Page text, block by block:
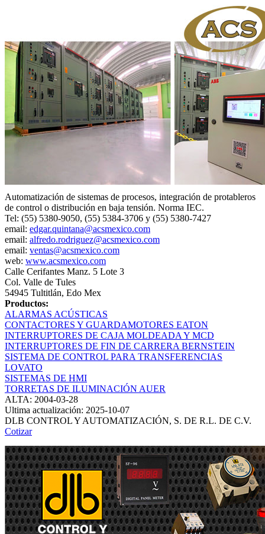
Automatización de sistemas de procesos, integración de protableros
de control o distribución en baja tensión. Norma IEC.
Tel: (55) 5380-9050, (55) 5384-3706 y (55) 5380-7427
email: edgar.quintana@acsmexico.com
email: alfredo.rodriguez@acsmexico.com
email: ventas@acsmexico.com
web: www.acsmexico.com
Calle Cerifantes Manz. 5 Lote 3
Col. Valle de Tules
54945 Tultitlán, Edo Mex
Productos:
ALARMAS ACÚSTICAS
CONTACTORES Y GUARDAMOTORES EATON
INTERRUPTORES DE CAJA MOLDEADA Y MCD
INTERRUPTORES DE FIN DE CARRERA BERNSTEIN
SISTEMA DE CONTROL PARA TRANSFERENCIAS
LOVATO
SISTEMAS DE HMI
TORRETAS DE ILUMINACIÓN AUER
ALTA: 2004-03-28
Ultima actualización: 2025-10-07
DLB CONTROL Y AUTOMATIZACIÓN, S. DE R.L. DE C.V.
Cotizar